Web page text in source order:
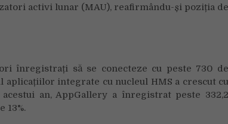
activi lunar (MAU), reafirmându-și poziția de
înregistrați să se conecteze cu peste 730 de
integrate cu nucleul HMS a crescut cu
an, AppGallery a înregistrat peste 332,2
13%.